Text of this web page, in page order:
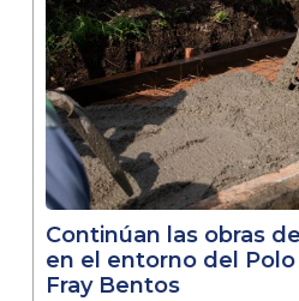
Continúan las obras
en el entorno del
Fray Bentos